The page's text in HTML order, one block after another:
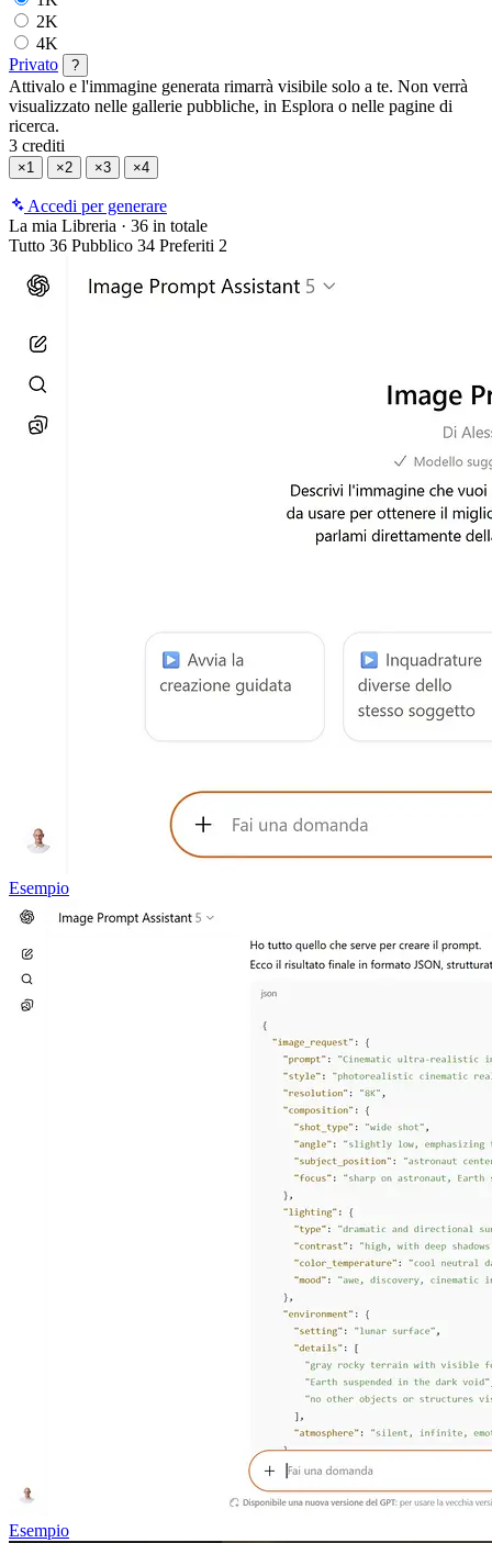
2K
4K
Privato
?
Attivalo e l'immagine generata rimarrà visibile solo a te. Non verrà
visualizzato nelle gallerie pubbliche, in Esplora o nelle pagine di
ricerca.
3 crediti
×1 ×2 ×3 ×4
Accedi per generare
La mia Libreria · 36 in totale
Tutto 36 Pubblico 34 Preferiti 2
Esempio
Esempio